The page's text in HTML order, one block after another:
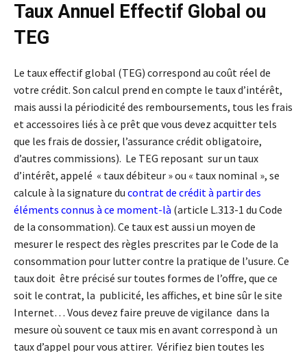
Taux Annuel Effectif Global ou
TEG
Le taux effectif global (TEG) correspond au coût réel de
votre crédit. Son calcul prend en compte le taux d’intérêt,
mais aussi la périodicité des remboursements, tous les frais
et accessoires liés à ce prêt que vous devez acquitter tels
que les frais de dossier, l’assurance crédit obligatoire,
d’autres commissions). Le TEG reposant sur un taux
d’intérêt, appelé « taux débiteur » ou « taux nominal », se
calcule à la signature du contrat de crédit à partir des
éléments connus à ce moment-là (article L.313-1 du Code
de la consommation). Ce taux est aussi un moyen de
mesurer le respect des règles prescrites par le Code de la
consommation pour lutter contre la pratique de l’usure. Ce
taux doit être précisé sur toutes formes de l’offre, que ce
soit le contrat, la publicité, les affiches, et bine sûr le site
Internet… Vous devez faire preuve de vigilance dans la
mesure où souvent ce taux mis en avant correspond à un
taux d’appel pour vous attirer. Vérifiez bien toutes les